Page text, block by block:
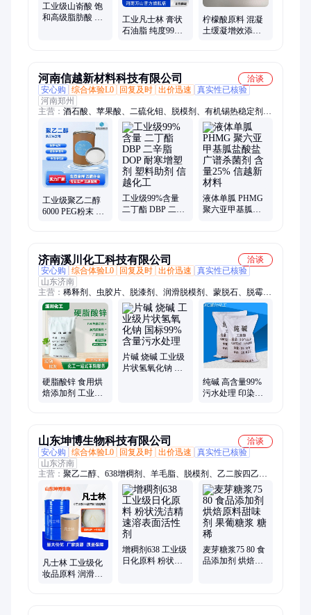
工业级山嵛酸 饱
和高级脂肪酸 塑
工业凡士林 膏状
石油脂 纯度99%
柠檬酸原料 混凝
土缓凝增效添加
河南信越新材料科技有限公司
洽谈
安心购
综合体验L0 回复及时 出价迅速
真实性已核验
河南郑州
主营： 酒石酸、苹果酸、二硫化钼、脱模剂、有机锡热稳定剂、
二甲基酮肟、聚六亚甲基双胍、苯甲酸、苯甲酸钠、钛白粉、水
性硅油、水杨酸、吸水树脂、多功能助剂、707乳液、苯丙乳
液、乳化硅油、松香甘油酯、氧化铬绿、聚乙二醇
工业级聚乙二醇
6000 PEG粉末 表
工业级99%含量
二丁酯 DBP 二辛
液体单胍 PHMG
聚六亚甲基胍盐
济南溪川化工科技有限公司
洽谈
安心购
综合体验L0 回复及时 出价迅速
真实性已核验
山东济南
主营： 稀释剂、虫胶片、脱漆剂、润滑脱模剂、蒙脱石、脱霉
剂、漂白剂、石灰氮、粘合剂、除锈剂、清洗剂、活性染料、二
氯丙烷、二氯甲烷、土壤杀菌、氟硅酸钠、环保溶剂、酚醛树
脂、硝酸铁、氯化钡、硫酸氢钠、甲酸、三氯化铝、二氯乙烷、
二氯异氰尿酸钠、固体次氯酸钠
硬脂酸锌 食用烘
焙添加剂 工业级
片碱 烧碱 工业级
片状氢氧化钠 国
纯碱 高含量99%
污水处理 印染碳
山东坤博生物科技有限公司
洽谈
安心购
综合体验L0 回复及时 出价迅速
真实性已核验
山东济南
主营： 聚乙二醇、638增稠剂、羊毛脂、脱模剂、乙二胺四乙酸
二钠、乙二胺四乙酸四钠、酒精、甲醇、福美钠、聚丙烯酸钠、
清洗剂、二甲基亚砜、次氯酸钠、聚异丁烯、卡松、顺酐、香精
凡士林 工业级化
妆品原料 润滑剂
增稠剂638 工业级
日化原料 粉状洗
麦芽糖浆75 80 食
品添加剂 烘焙原